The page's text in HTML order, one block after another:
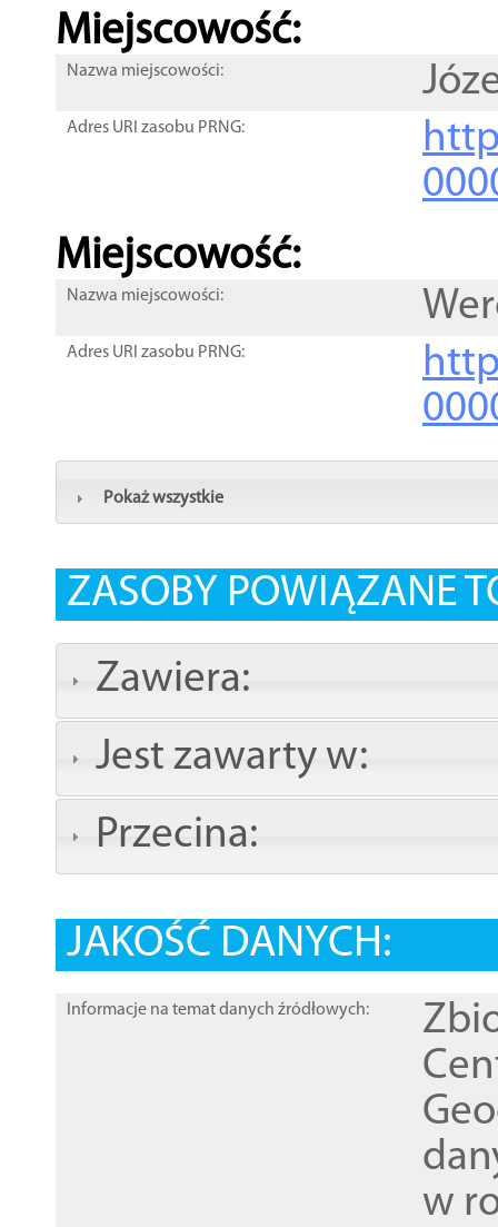
Miejscowość:
Nazwa miejscowości:
Adres URI zasobu PRNG:
Miejscowość:
Nazwa miejscowości:
Adres URI zasobu PRNG:
Pokaż wszystkie
ZASOBY POWIĄZANE
Zawiera:
Jest zawarty w:
Przecina:
JAKOŚĆ DANYCH:
Informacje na temat danych źródłowych:
w